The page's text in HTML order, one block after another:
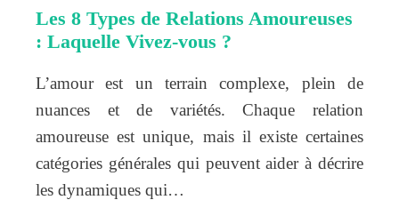
Les 8 Types de Relations Amoureuses
: Laquelle Vivez-vous ?
L’amour est un terrain complexe, plein de
nuances et de variétés. Chaque relation
amoureuse est unique, mais il existe certaines
catégories générales qui peuvent aider à décrire
les dynamiques qui…